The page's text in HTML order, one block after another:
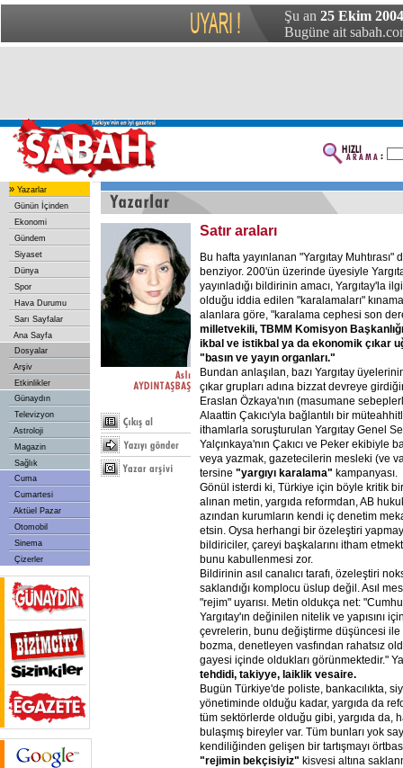
Şu an 25 Ekim
Bugüne ait
» Yazarlar
Günün İçinden
Ekonomi
Gündem
Siyaset
Dünya
Spor
Hava Durumu
Sarı Sayfalar
Ana Sayfa
Dosyalar
Arşiv
Etkinlikler
Günaydın
Televizyon
Astroloji
Magazin
Sağlık
Cuma
Cumartesi
Aktüel Pazar
Otomobil
Sinema
Çizerler
Satır araları
Bu hafta yayınlanan "Yargıtay
benziyor. 200'ün üzerinde üyesiyle
yayınladığı bildirinin amacı, Yargıtay'la
olduğu iddia edilen "karalamaları"
alanlara göre, "karalama cephesi son
milletvekili, TBMM Komisyon
ikbal ve istikbal ya da ekonomik çıkar
"basın ve yayın organları."
Bundan anlaşılan, bazı Yargıtay
çıkar grupları adına bizzat devreye
Eraslan Özkaya'nın (masumane
Alaattin Çakıcı'yla bağlantılı bir
ithamlarla soruşturulan Yargıtay Genel
Yalçınkaya'nın Çakıcı ve Peker ekibiyle
veya yazmak, gazetecilerin mesleki (ve
tersine "yargıyı karalama" kampanyası.
Gönül isterdi ki, Türkiye için böyle kritik
alınan metin, yargıda reformdan, AB
azından kurumların kendi iç denetim
etsin. Oysa herhangi bir özeleştiri
bildiriciler, çareyi başkalarını itham
bunu kabullenmesi zor.
Bildirinin asıl canalıcı tarafı, özeleştiri
saklandığı komplocu üslup değil. Asıl
"rejim" uyarısı. Metin oldukça net:
Yargıtay'ın değinilen nitelik ve yapısını
çevrelerin, bunu değiştirme düşüncesi ile
bozma, denetleyen vasfından rahatsız
gayesi içinde oldukları görünmektedir."
tehdidi, takiyye, laiklik vesaire.
Bugün Türkiye'de poliste, bankacılıkta,
yönetiminde olduğu kadar, yargıda da
tüm sektörlerde olduğu gibi, yargıda da,
bulaşmış bireyler var. Tüm bunları yok
kendiliğinden gelişen bir tartışmayı
"rejimin bekçisiyiz" kisvesi altına